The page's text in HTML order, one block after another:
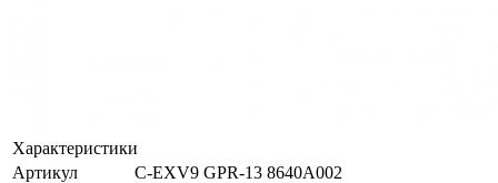
Характеристики
Артикул
C-EXV9 GPR-13 8640A002